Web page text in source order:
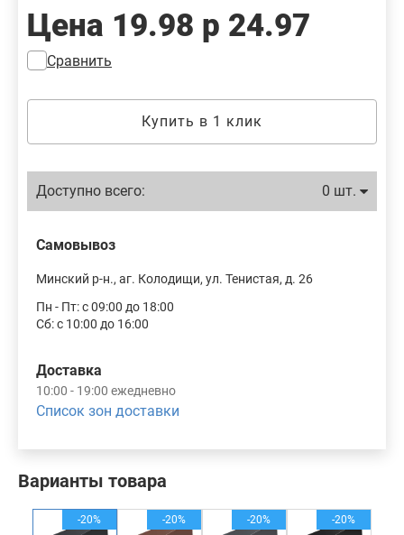
Варианты товара
-20% -20% -20% -20%
Цена 19.98 р 24.97
Сравнить
Купить в 1 клик
Доступно всего: 0 шт.
Самовывоз
Минский р-н., аг. Колодищи, ул. Тенистая, д. 26
Пн - Пт: с 09:00 до 18:00
Сб: с 10:00 до 16:00
Доставка
10:00 - 19:00 ежедневно
Список зон доставки